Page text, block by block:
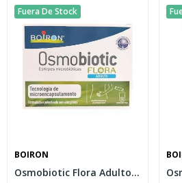
Fuera De Stock
BOIRON
Osmobiotic Flora Adulto 1,6gr